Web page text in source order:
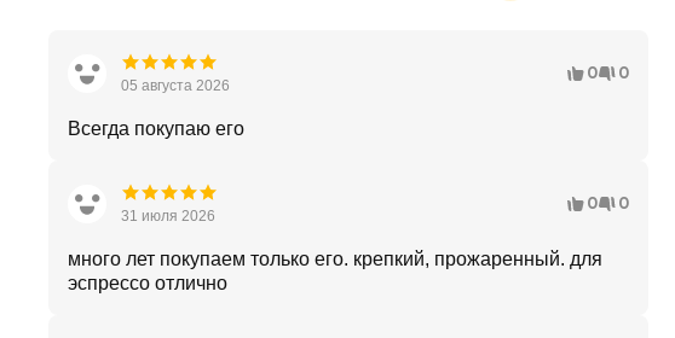
05 августа 2026
0 0
Всегда покупаю его
31 июля 2026
0 0
много лет покупаем только его. крепкий, прожаренный. для
эспрессо отлично